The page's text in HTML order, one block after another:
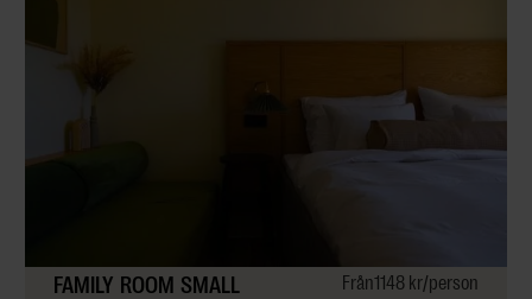
FAMILY ROOM SMALL Från1148 kr/person